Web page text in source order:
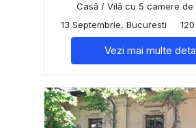
Casă / Vilă cu 5 camere de
13 Septembrie, Bucuresti
Vezi mai multe